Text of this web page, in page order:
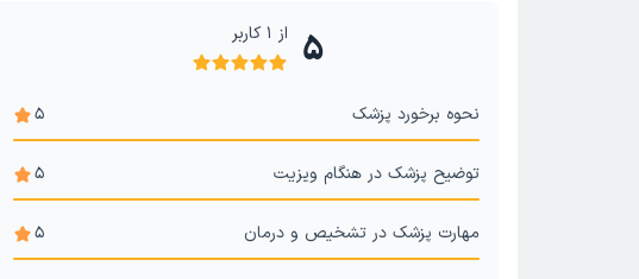
5 از 1کاربر
نحوه برخورد پزشک 5
توضیح پزشک در هنگام ویزیت 5
مهارت پزشک در تشخیص و درمان 5